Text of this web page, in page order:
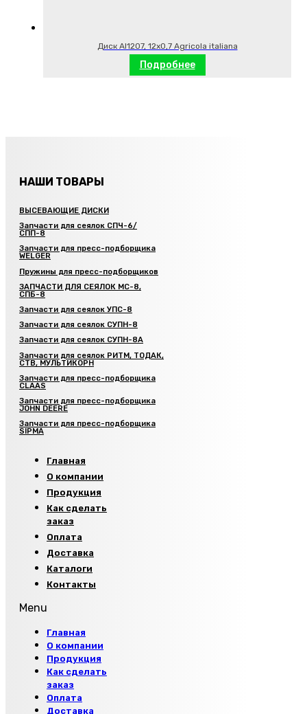
Диск AI1207, 12х0,7 Agricola italiana
Подробнее
НАШИ ТОВАРЫ
ВЫСЕВАЮЩИЕ ДИСКИ
Запчасти для сеялок СПЧ-6/
СПП-8
Запчасти для пресс-подборщика
WELGER
Пружины для пресс-подборщиков
ЗАПЧАСТИ ДЛЯ СЕЯЛОК МС-8,
СПБ-8
Запчасти для сеялок УПС-8
Запчасти для сеялок СУПН-8
Запчасти для сеялок СУПН-8А
Запчасти для сеялок РИТМ, ТОДАК,
СТВ, МУЛЬТИКОРН
Запчасти для пресс-подборщика
CLAAS
Запчасти для пресс-подборщика
JOHN DEERE
Запчасти для пресс-подборщика
SIPMA
Главная
О компании
Продукция
Как сделать
заказ
Оплата
Доставка
Каталоги
Контакты
Menu
Главная
О компании
Продукция
Как сделать
заказ
Оплата
Доставка